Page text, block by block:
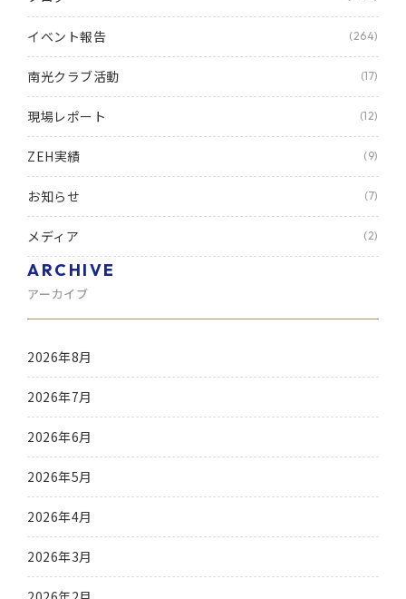
イベント報告 (264)
南光クラブ活動 (17)
現場レポート (12)
ZEH実績 (9)
お知らせ (7)
メディア (2)
ARCHIVE
アーカイブ
2026年8月
2026年7月
2026年6月
2026年5月
2026年4月
2026年3月